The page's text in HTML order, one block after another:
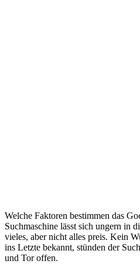
Welche Faktoren bestimmen das
Suchmaschine lässt sich ungern in
vieles, aber nicht alles preis. Kein
ins Letzte bekannt, stünden der
und Tor offen.